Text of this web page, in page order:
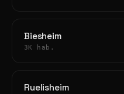
Biesheim
3K hab.
Ruelisheim